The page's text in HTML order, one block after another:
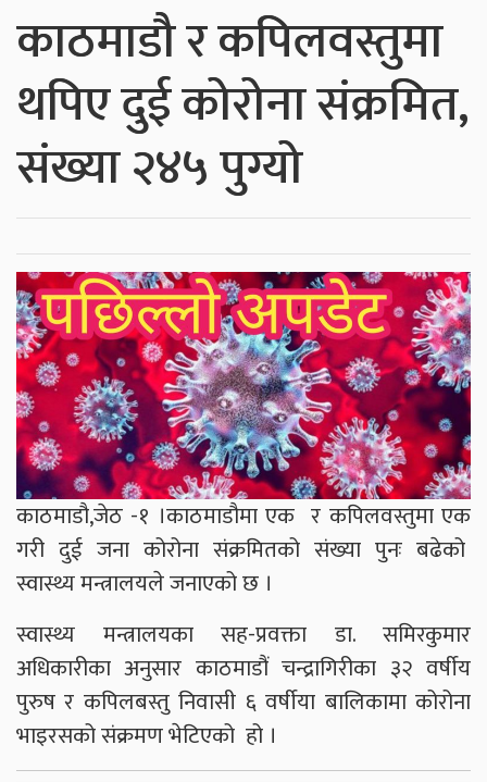
काठमाडौ र कपिलवस्तुमा
थपिए दुई कोरोना संक्रमित,
संख्या २४५ पुग्यो
काठमाडौ,जेठ -१ ।काठमाडौमा एक र कपिलवस्तुमा एक
गरी दुई जना कोरोना संक्रमितको संख्या पुनः बढेको
स्वास्थ्य मन्त्रालयले जनाएको छ ।
स्वास्थ्य मन्त्रालयका सह-प्रवक्ता डा. समिरकुमार
अधिकारीका अनुसार काठमाडौं चन्द्रागिरीका ३२ वर्षीय
पुरुष र कपिलबस्तु निवासी ६ वर्षीया बालिकामा कोरोना
भाइरसको संक्रमण भेटिएको हो ।